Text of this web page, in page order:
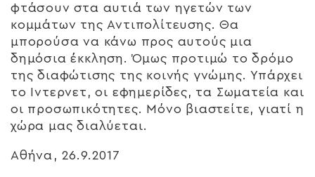
φτάσουν στα αυτιά των ηγετών των
κομμάτων της Αντιπολίτευσης. Θα
μπορούσα να κάνω προς αυτούς μια
δημόσια έκκληση. Όμως προτιμώ το δρόμο
της διαφώτισης της κοινής γνώμης. Υπάρχει
το Ιντερνετ, οι εφημερίδες, τα Σωματεία και
οι προσωπικότητες. Μόνο βιαστείτε, γιατί η
χώρα μας διαλύεται.
Αθήνα, 26.9.2017